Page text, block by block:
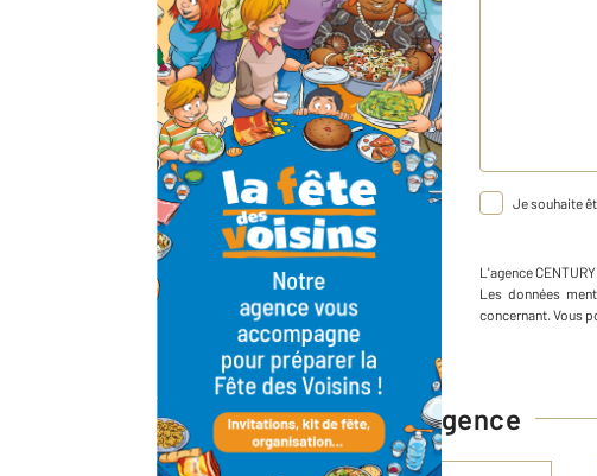
Je souhaite
L'agence
Les données
concernant. Vous
Chiffres clés de l'agence